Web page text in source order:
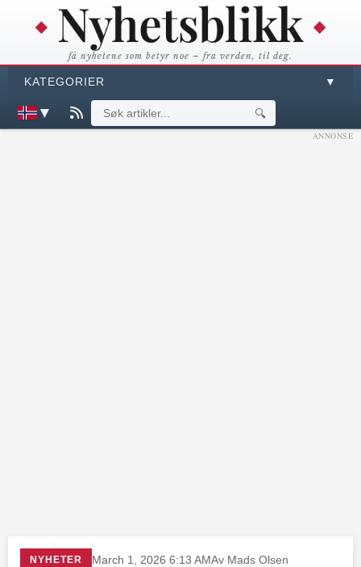
få nyhetene som betyr noe – fra verden, til deg.
KATEGORIER ▼
▼ 🔍
ANNONSE
NYHETER March 1, 2026 6:13 AMAv Mads Olsen